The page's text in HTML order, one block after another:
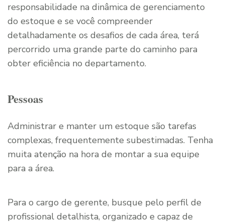
responsabilidade na dinâmica de gerenciamento
do estoque e se você compreender
detalhadamente os desafios de cada área, terá
percorrido uma grande parte do caminho para
obter eficiência no departamento.
Pessoas
Administrar e manter um estoque são tarefas
complexas, frequentemente subestimadas. Tenha
muita atenção na hora de montar a sua equipe
para a área.
Para o cargo de gerente, busque pelo perfil de
profissional detalhista, organizado e capaz de